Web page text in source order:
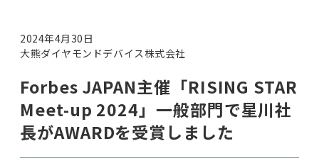
2024年4月30日
大熊ダイヤモンドデバイス株式会社
Forbes JAPAN主催「RISING STAR
Meet-up 2024」一般部門で星川社
長がAWARDを受賞しました